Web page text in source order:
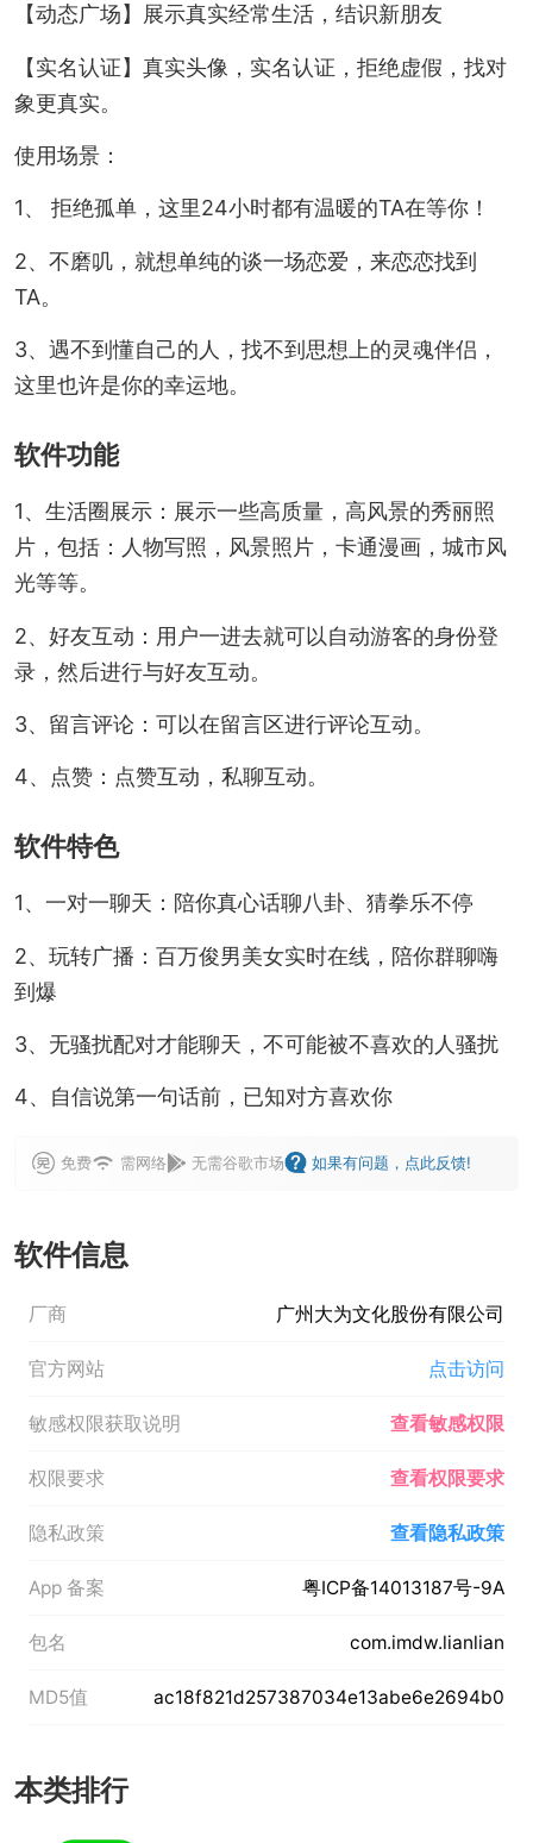
【动态广场】展示真实经常生活，结识新朋友
【实名认证】真实头像，实名认证，拒绝虚假，找对
象更真实。
使用场景：
1、 拒绝孤单，这里24小时都有温暖的TA在等你！
2、不磨叽，就想单纯的谈一场恋爱，来恋恋找到
TA。
3、遇不到懂自己的人，找不到思想上的灵魂伴侣，
这里也许是你的幸运地。
软件功能
1、生活圈展示：展示一些高质量，高风景的秀丽照
片，包括：人物写照，风景照片，卡通漫画，城市风
光等等。
2、好友互动：用户一进去就可以自动游客的身份登
录，然后进行与好友互动。
3、留言评论：可以在留言区进行评论互动。
4、点赞：点赞互动，私聊互动。
软件特色
1、一对一聊天：陪你真心话聊八卦、猜拳乐不停
2、玩转广播：百万俊男美女实时在线，陪你群聊嗨
到爆
3、无骚扰配对才能聊天，不可能被不喜欢的人骚扰
4、自信说第一句话前，已知对方喜欢你
免费 需网络 无需谷歌市场 如果有问题，点此反馈!
软件信息
厂商 广州大为文化股份有限公司
官方网站 点击访问
敏感权限获取说明 查看敏感权限
权限要求 查看权限要求
隐私政策 查看隐私政策
App 备案 粤ICP备14013187号-9A
包名 com.imdw.lianlian
MD5值 ac18f821d257387034e13abe6e2694b0
本类排行